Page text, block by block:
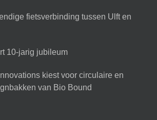
fietsverbinding tussen Ulft en
10-jarig jubileum
kiest voor circulaire en
van Bio Bound